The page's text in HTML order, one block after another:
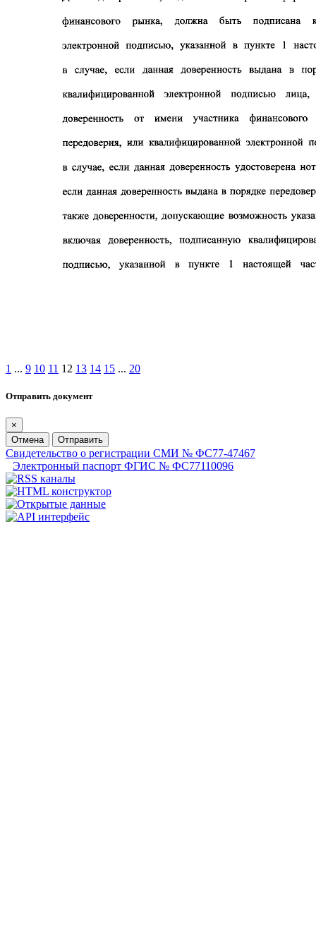
1 ... 9 10 11 12 13 14 15 ... 20
Отправить документ
×
Отмена
Отправить
Свидетельство о регистрации СМИ № ФС77-47467
Электронный паспорт ФГИС № ФС77110096